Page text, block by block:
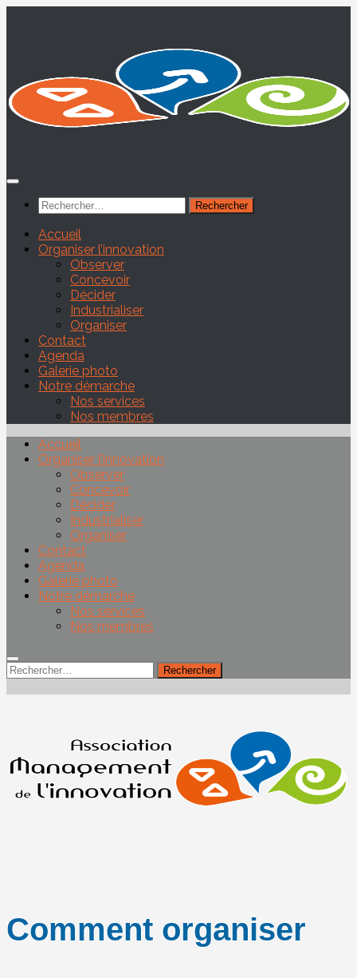
Rechercher :
Accueil
Organiser l’innovation
Observer
Concevoir
Décider
Industrialiser
Organiser
Contact
Agenda
Galerie photo
Notre démarche
Nos services
Nos membres
Accueil
Organiser l’innovation
Observer
Concevoir
Décider
Industrialiser
Organiser
Contact
Agenda
Galerie photo
Notre démarche
Nos services
Nos membres
Rechercher :
Comment organiser